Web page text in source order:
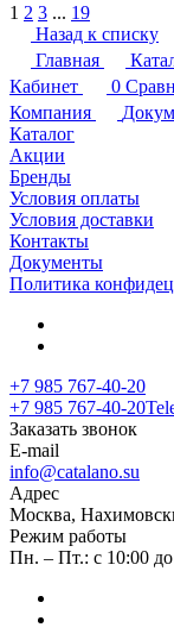
1 2 3 ... 19
Назад к списку
Главная
Кабинет
0
Компания
Каталог
Акции
Бренды
Условия оплаты
Условия доставки
Контакты
Документы
Политика
+7 985 767-40-20
+7 985 767-40-20
Заказать звонок
E-mail
info@catalano.su
Адрес
Москва,
Режим работы
Пн. – Пт.: с 10:00